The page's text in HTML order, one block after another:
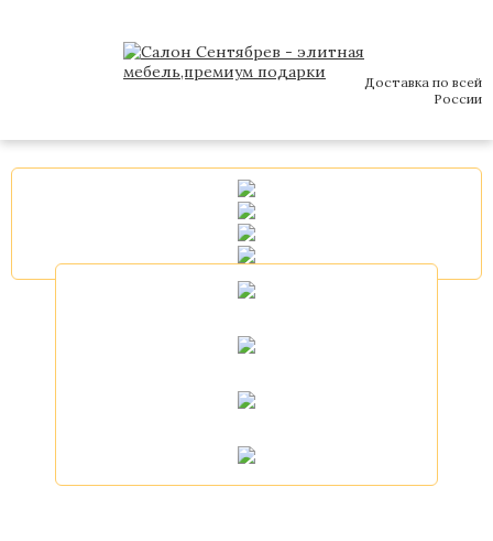
Доставка по всей
России